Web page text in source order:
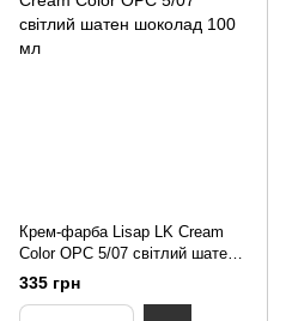
Крем-фарба Lisap LK Cream
Color OPC 5/07 світлий шатен
шоколад 100 мл
335 грн